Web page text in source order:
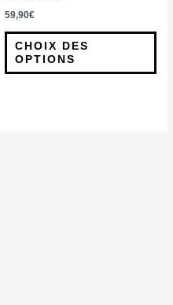
59,90€
CHOIX DES
OPTIONS